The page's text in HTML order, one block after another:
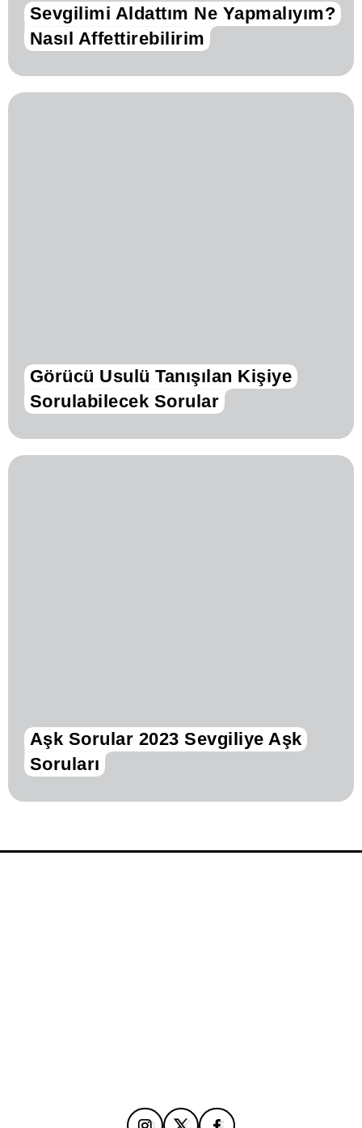
Sevgilimi Aldattım Ne Yapmalıyım?
Nasıl Affettirebilirim
Görücü Usulü Tanışılan Kişiye
Sorulabilecek Sorular
Aşk Sorular 2023 Sevgiliye Aşk
Soruları